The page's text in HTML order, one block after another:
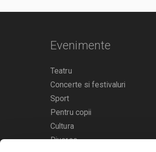
Evenimente
Teatru
Concerte si festivaluri
Sport
Pentru copii
Cultura
Diverse